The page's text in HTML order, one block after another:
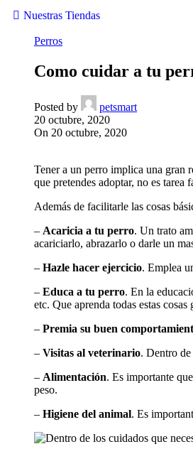
Nuestras Tiendas
Perros
Como cuidar a tu
Posted by
petsmart
20 octubre, 2020
On 20 octubre, 2020
Tener a un perro implica una gran
que pretendes adoptar, no es tarea
Además de facilitarle las cosas
– Acaricia a tu perro. Un trato
acariciarlo, abrazarlo o darle un
– Hazle hacer ejercicio. Emplea
– Educa a tu perro. En la
etc. Que aprenda todas estas
– Premia su buen
– Visitas al veterinario. Dentro
– Alimentación. Es importante
peso.
– Higiene del animal. Es